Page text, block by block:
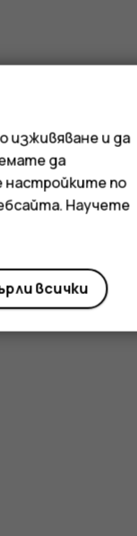
изживяване и да
да
настройките по
Научете
всички